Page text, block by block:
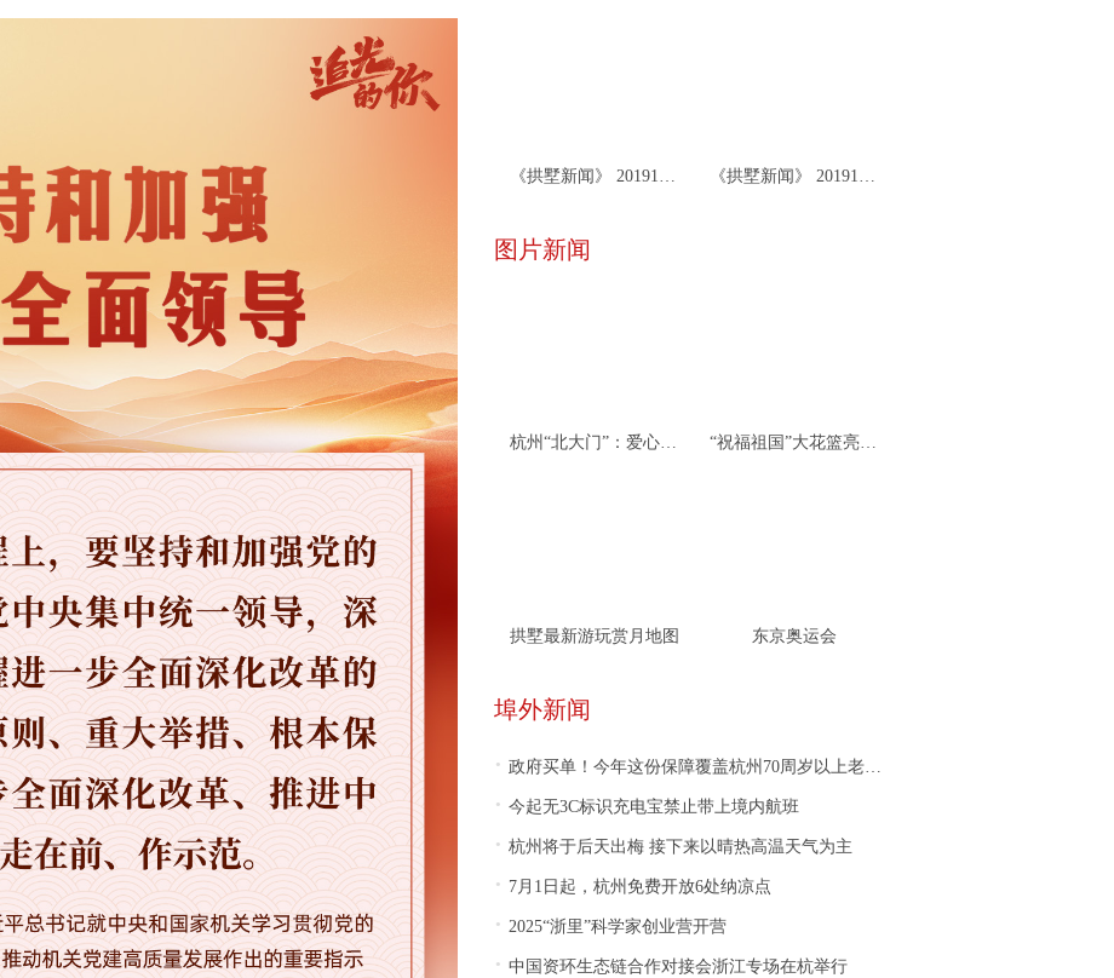
《拱墅新闻》 20191119 《拱墅新闻》 20191115
图片新闻
杭州“北大门”：爱心接力 携手同行 “祝福祖国”大花篮亮相天安门广场
拱墅最新游玩赏月地图 东京奥运会
埠外新闻
· 政府买单！今年这份保障覆盖杭州70周岁以上老年人
· 今起无3C标识充电宝禁止带上境内航班
· 杭州将于后天出梅 接下来以晴热高温天气为主
· 7月1日起，杭州免费开放6处纳凉点
· 2025“浙里”科学家创业营开营
· 中国资环生态链合作对接会浙江专场在杭举行